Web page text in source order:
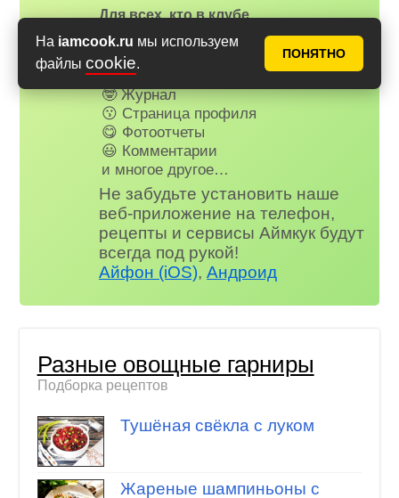
На iamcook.ru мы используем
файлы cookie.
ПОНЯТНО
Для всех, кто в клубе...
✅ Почти нет рекламы
📌 Книга рецептов
🤩 Планер питания
🤓 Журнал
😗 Страница профиля
😋 Фотоотчеты
😃 Комментарии
и многое другое…
Не забудьте установить наше
веб-приложение на телефон,
рецепты и сервисы Аймкук будут
всегда под рукой!
Айфон (iOS),Андроид
Разные овощные гарниры
Подборка рецептов
Тушёная свёкла с луком
Жареные шампиньоны с